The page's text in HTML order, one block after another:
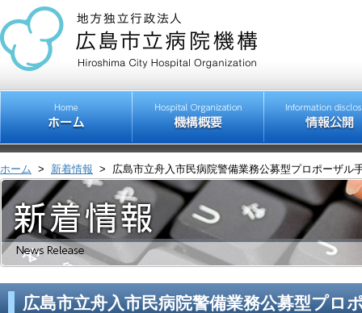
ホーム > 新着情報 > 広島市立舟入市民病院警備業務公募型プロポーザル
広島市立舟入市民病院警備業務公募型プロ